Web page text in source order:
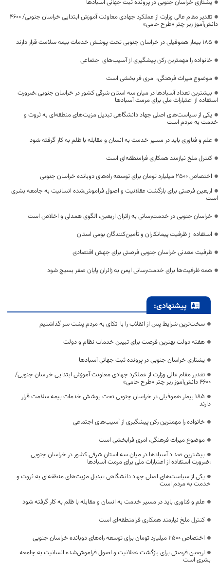
یشتازی خراسان جنوبی در پرونده ثبت جهانی آسبادها
تقدیر مقام عالی وزارت از عملکرد جهادی معاونت آموزش ابتدایی خراسان جنوبی/ ۴۶۰۰
دانش‌آموز زیر چتر «طرح حامی»
۱۸۵ بیمار هموفیلی در خراسان جنوبی تحت پوشش خدمات بیمه سلامت قرار دارند
خانواده را مهمترین رکن پیشگیری از آسیب‌های اجتماعی
موضوع میراث فرهنگی، امری فرابخشی است
بیشترین تعداد آسبادها در میان سه استان شرقی کشور در خراسان جنوبی ،ضرورت
استفاده از اعتبارات ملی برای مرمت آسبادها
یکی از سیاست‌های اصلی جهاد دانشگاهی تبدیل مزیت‌های منطقه‌ای به ثروت و
خدمت به مردم است
علم و فناوری باید در مسیر خدمت به انسان و مقابله با ظلم به کار گرفته شود
کنترل ملخ نیازمند همکاری فرامنطقه‌ای است
اختصاص 2500 میلیارد تومان برای توسعه راه‌های دوبانده خراسان جنوبی
اربعین فرصتی برای بازگشت عقلانیت و اصول فراموش‌شده انسانیت به جامعه بشری
است
خراسان جنوبی در خدمت‌رسانی به زائران اربعین، الگوی همدلی و اخلاص است
استفاده از ظرفیت پیمانکاران و تأمین‌کنندگان بومی استان
ظرفیت معدنی خراسان جنوبی فرصتی برای جهش اقتصادی
همه ظرفیت‌ها برای خدمت‌رسانی ایمن به زائران پایان صفر بسیج شود
پیشنهادی:
سخت‌ترین شرایط پس از انقلاب را با اتکای به مردم پشت سر گذاشتیم
هفته دولت بهترین فرصت برای تبیین خدمات نظام و دولت
یشتازی خراسان جنوبی در پرونده ثبت جهانی آسبادها
تقدیر مقام عالی وزارت از عملکرد جهادی معاونت آموزش ابتدایی خراسان جنوبی/
۴۶۰۰ دانش‌آموز زیر چتر «طرح حامی»
۱۸۵ بیمار هموفیلی در خراسان جنوبی تحت پوشش خدمات بیمه سلامت قرار
دارند
خانواده را مهمترین رکن پیشگیری از آسیب‌های اجتماعی
موضوع میراث فرهنگی، امری فرابخشی است
بیشترین تعداد آسبادها در میان سه استان شرقی کشور در خراسان جنوبی
،ضرورت استفاده از اعتبارات ملی برای مرمت آسبادها
یکی از سیاست‌های اصلی جهاد دانشگاهی تبدیل مزیت‌های منطقه‌ای به ثروت و
خدمت به مردم است
علم و فناوری باید در مسیر خدمت به انسان و مقابله با ظلم به کار گرفته شود
کنترل ملخ نیازمند همکاری فرامنطقه‌ای است
اختصاص 2500 میلیارد تومان برای توسعه راه‌های دوبانده خراسان جنوبی
اربعین فرصتی برای بازگشت عقلانیت و اصول فراموش‌شده انسانیت به جامعه
بشری است